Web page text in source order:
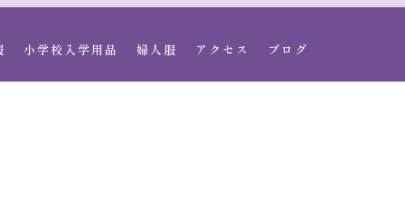
小学校入学用品 婦人服 アクセス
ブログ